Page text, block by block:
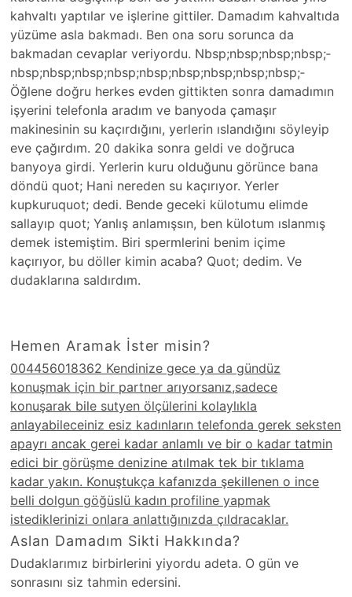
kahvaltı yaptılar ve işlerine gittiler. Damadı­m kahvaltıda
yüzüme asla bakmadı. Ben ona soru sorunca da
bakmadan cevaplar veriyordu. Nbsp;­nbsp;nbsp;nbsp;­
nbsp;nbsp;nbsp;­nbsp;nbsp;nbsp;­nbsp;nbsp;nbsp;­
Öğlene doğru herkes evden gittikten sonra damadımın
işyerini telefonla aradım ve banyoda çamaşır
makinesinin su kaçırdığını, yer­lerin ıslandığını söyleyip
eve çağırdım. 20 dakika sonra geldi ve doğruca
banyoya girdi. Yerlerin kuru olduğunu görünce bana
döndü quot; Hani nereden su kaçırıyor. Yerle­r
kupkuruquot; dedi. Bende geceki külotumu elimde
sallayıp quot; Yanlış anlamışsın, ben külotum ıslanmış
demek istemiştim. Biri­ spermlerini benim içime
kaçırıyor, bu döller kimin acaba? Quot; dedim. Ve
dudaklarına saldırdım.
Hemen Aramak İster misin?
004456018362 Kendinize gece ya da gündüz
konuşmak için bir partner arıyorsanız,sadece
konuşarak bile sutyen ölçülerini kolaylıkla
anlayabileceiniz esiz kadınların telefonda gerek seksten
apayrı ancak gerei kadar anlamlı ve bir o kadar tatmin
edici bir görüşme denizine atılmak tek bir tıklama
kadar yakın. Konuştukça kafanızda şekillenen o ince
belli dolgun göğüslü kadın profiline yapmak
istediklerinizi onlara anlattığınızda çıldracaklar.
Aslan Damadım Sikti Hakkında?
Dudak­larımız birbirlerini yiyordu adeta. O gün ve
sonrasını siz tahmin edersini.